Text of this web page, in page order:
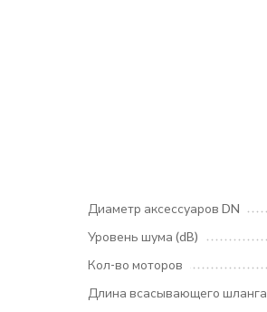
Диаметр аксессуаров DN
Уровень шума (dB)
Кол-во моторов
Длина всасывающего шланга